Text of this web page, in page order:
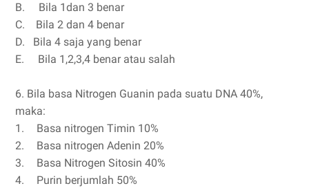
B. Bila 1dan 3 benar
C. Bila 2 dan 4 benar
D. Bila 4 saja yang benar
E. Bila 1,2,3,4 benar atau salah
6. Bila basa Nitrogen Guanin pada suatu DNA 40%,
maka:
1.
Basa nitrogen Timin 10%
2.
Basa nitrogen Adenin 20%
3.
Basa Nitrogen Sitosin 40%
4.
Purin berjumlah 50%